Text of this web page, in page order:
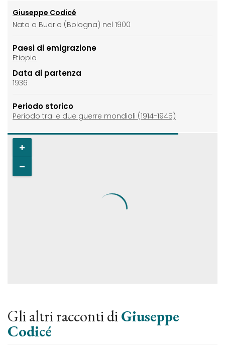
Giuseppe Codicé
Nata a Budrio (Bologna) nel 1900
Paesi di emigrazione
Etiopia
Data di partenza
1936
Periodo storico
Periodo tra le due guerre mondiali (1914-1945)
Gli altri racconti diGiuseppe
Codicé